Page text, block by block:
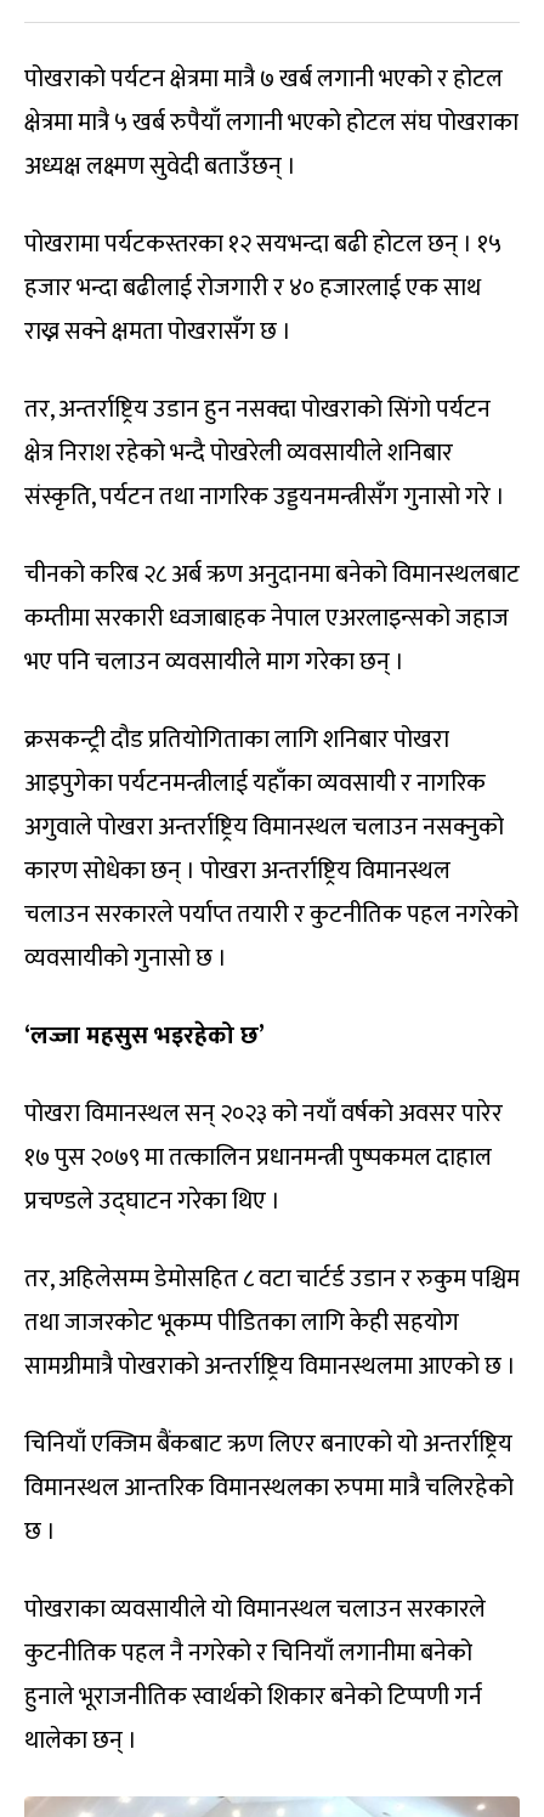
पोखराको पर्यटन क्षेत्रमा मात्रै ७ खर्ब लगानी भएको र होटल
क्षेत्रमा मात्रै ५ खर्ब रुपैयाँ लगानी भएको होटल संघ पोखराका
अध्यक्ष लक्ष्मण सुवेदी बताउँछन् ।
पोखरामा पर्यटकस्तरका १२ सयभन्दा बढी होटल छन् । १५
हजार भन्दा बढीलाई रोजगारी र ४० हजारलाई एक साथ
राख्न सक्ने क्षमता पोखरासँग छ ।
तर, अन्तर्राष्ट्रिय उडान हुन नसक्दा पोखराको सिंगो पर्यटन
क्षेत्र निराश रहेको भन्दै पोखरेली व्यवसायीले शनिबार
संस्कृति, पर्यटन तथा नागरिक उड्डयनमन्त्रीसँग गुनासो गरे ।
चीनको करिब २८ अर्ब ऋण अनुदानमा बनेको विमानस्थलबाट
कम्तीमा सरकारी ध्वजाबाहक नेपाल एअरलाइन्सको जहाज
भए पनि चलाउन व्यवसायीले माग गरेका छन् ।
क्रसकन्ट्री दौड प्रतियोगिताका लागि शनिबार पोखरा
आइपुगेका पर्यटनमन्त्रीलाई यहाँका व्यवसायी र नागरिक
अगुवाले पोखरा अन्तर्राष्ट्रिय विमानस्थल चलाउन नसक्नुको
कारण सोधेका छन् । पोखरा अन्तर्राष्ट्रिय विमानस्थल
चलाउन सरकारले पर्याप्त तयारी र कुटनीतिक पहल नगरेको
व्यवसायीको गुनासो छ ।
‘लज्जा महसुस भइरहेको छ’
पोखरा विमानस्थल सन् २०२३ को नयाँ वर्षको अवसर पारेर
१७ पुस २०७९ मा तत्कालिन प्रधानमन्त्री पुष्पकमल दाहाल
प्रचण्डले उद्घाटन गरेका थिए ।
तर, अहिलेसम्म डेमोसहित ८ वटा चार्टर्ड उडान र रुकुम पश्चिम
तथा जाजरकोट भूकम्प पीडितका लागि केही सहयोग
सामग्रीमात्रै पोखराको अन्तर्राष्ट्रिय विमानस्थलमा आएको छ ।
चिनियाँ एक्जिम बैंकबाट ऋण लिएर बनाएको यो अन्तर्राष्ट्रिय
विमानस्थल आन्तरिक विमानस्थलका रुपमा मात्रै चलिरहेको
छ ।
पोखराका व्यवसायीले यो विमानस्थल चलाउन सरकारले
कुटनीतिक पहल नै नगरेको र चिनियाँ लगानीमा बनेको
हुनाले भूराजनीतिक स्वार्थको शिकार बनेको टिप्पणी गर्न
थालेका छन् ।